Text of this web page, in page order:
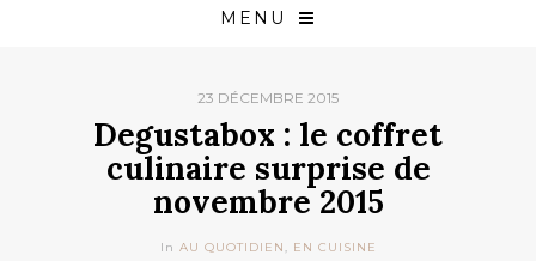
MENU
23 DÉCEMBRE 2015
Degustabox : le coffret
culinaire surprise de
novembre 2015
In AU QUOTIDIEN, EN CUISINE